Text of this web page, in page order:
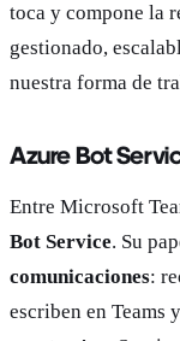
toca y compone la
gestionado,
nuestra forma de
Azure Bot
Entre Microsoft
Bot Service. Su
comunicaciones:
escriben en Teams